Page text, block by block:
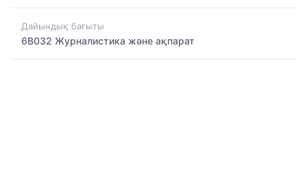
Дайындық бағыты
6B032 Журналистика және ақпарат